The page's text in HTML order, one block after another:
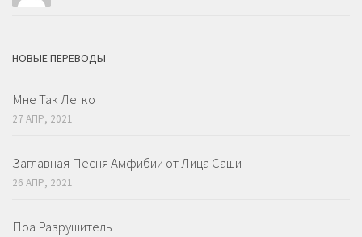
НОВЫЕ ПЕРЕВОДЫ
Мне Так Легко
27 АПР, 2021
Заглавная Песня Амфибии от Лица Саши
26 АПР, 2021
Поа Разрушитель